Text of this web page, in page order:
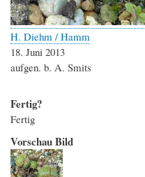
H. Diehm / Hamm
18. Juni 2013
aufgen. b. A. Smits
Fertig?
Fertig
Vorschau Bild